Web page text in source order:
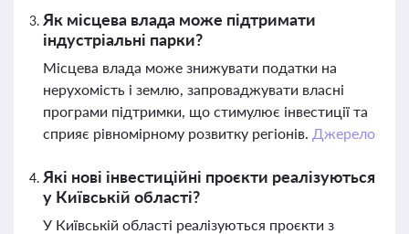
Як місцева влада може підтримати
індустріальні парки?
Місцева влада може знижувати податки на
нерухомість і землю, запроваджувати власні
програми підтримки, що стимулює інвестиції та
сприяє рівномірному розвитку регіонів. Джерело
Які нові інвестиційні проєкти реалізуються
у Київській області?
У Київській області реалізуються проєкти з